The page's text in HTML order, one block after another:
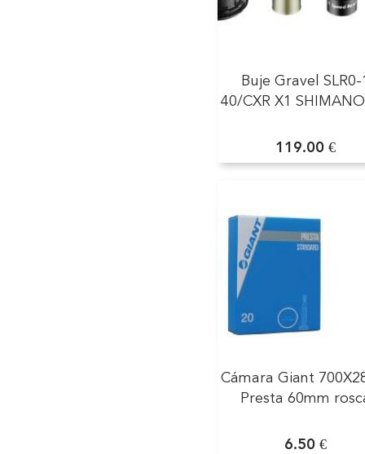
Buje Gravel
40/CXR X1
119.00 €
Cámara Giant
Presta 60mm
6.50 €